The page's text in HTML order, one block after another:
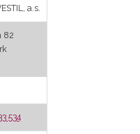
a.s.
82
534